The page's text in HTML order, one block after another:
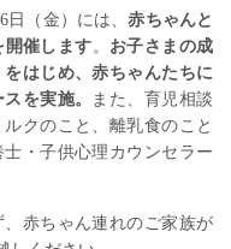
日（金）には、赤ちゃんと
開催します。 お子さまの成
はじめ、赤ちゃんたちに
を実施。
また、育児相談
クのこと、離乳食のこと
・子供心理カウンセラー
赤ちゃん連れのご家族が